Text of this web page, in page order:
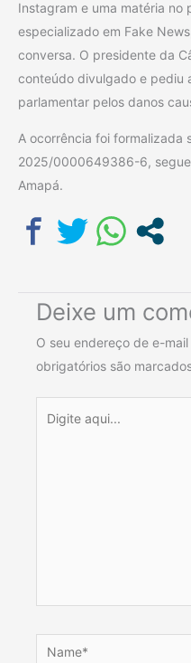
Instagram e uma matéria no
especializado em Fake
conversa. O presidente da
conteúdo divulgado e pediu
parlamentar pelos danos
A ocorrência foi formalizada
2025/0000649386-6, segue
Amapá.
Deixe um
O seu endereço de e-
obrigatórios são
aqui...
Name*